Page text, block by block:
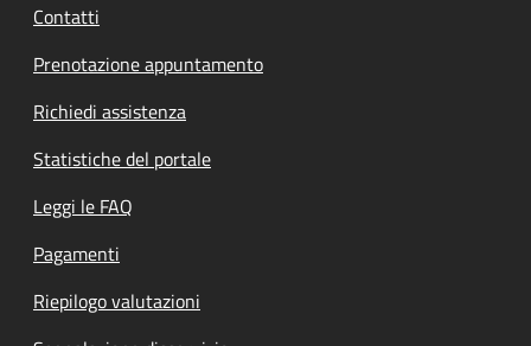
Contatti
Prenotazione appuntamento
Richiedi assistenza
Statistiche del portale
Leggi le FAQ
Pagamenti
Riepilogo valutazioni